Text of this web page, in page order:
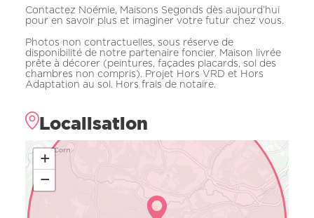
Contactez Noémie, Maisons Segonds dès aujourd’hui
pour en savoir plus et imaginer votre futur chez vous.
Photos non contractuelles, sous réserve de
disponibilité de notre partenaire foncier. Maison livrée
prête à décorer (peintures, façades placards, sol des
chambres non compris). Projet Hors VRD et Hors
Adaptation au sol. Hors frais de notaire.
Localisation
+
−